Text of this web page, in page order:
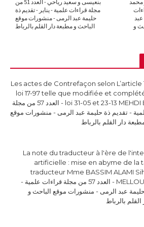
بنعيسى و سعيد رياحي - العدد 51 من
مجلة قراءات علمية - يناير - تقديم ذة
حليمة عبد الرمى - منشورات موقع
الباحث و مطبعة دار القلم بالرباط
محمد
قراءات
عبد
و
Les actes de Contrefaçon selon L’article
loi 17-97 telle que modifiée et
loi 31-05 et 23-13 MEHDI EDDIANI - العدد 57 من مجلة
- تقديم ذة حليمة عبد الرمى - منشورات موقع
دار القلم بالرباط
La note du traducteur à l'ère de
artificielle : mise en abyme de la
traducteur Mme BASSIM ALAMI
MELLOUKI Ismail - العدد 57 من مجلة قراءات علمية -
عبد الرمى - منشورات موقع الباحث و
بالرباط